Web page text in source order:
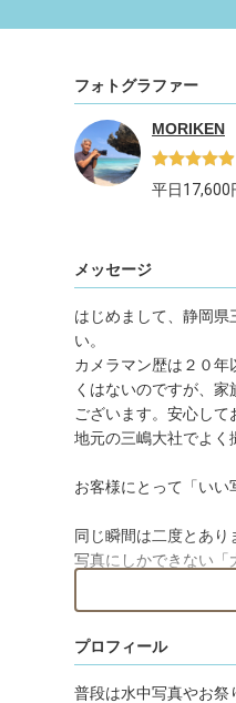
フォトグラファー
MORIKEN
平日17,600
メッセージ
はじめまして、静岡県
い。
カメラマン歴は２０
くはないのですが、
ございます。安心して
地元の三嶋大社でよく
お客様にとって「いい
同じ瞬間は二度とあり
写真にしかできない「
大切な人と、何度も
します。普段はお祭
など各種イベントの撮
プロフィール
普段は水中写真やお祭